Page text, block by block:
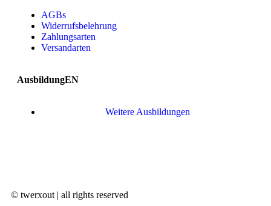
AGBs
Widerrufsbelehrung
Zahlungsarten
Versandarten
AusbildungEN
Weitere Ausbildungen
© twerxout | all rights reserved